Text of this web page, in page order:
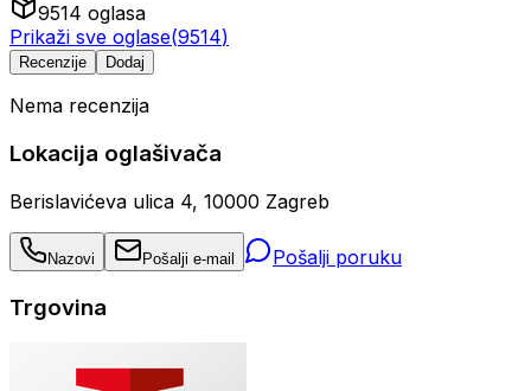
9514 oglasa
Prikaži sve oglase(9514)
Recenzije Dodaj
Nema recenzija
Lokacija oglašivača
Berislavićeva ulica 4, 10000 Zagreb
Nazovi Pošalji e-mail Pošalji poruku
Trgovina